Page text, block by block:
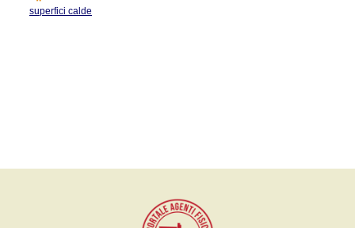
superfici calde